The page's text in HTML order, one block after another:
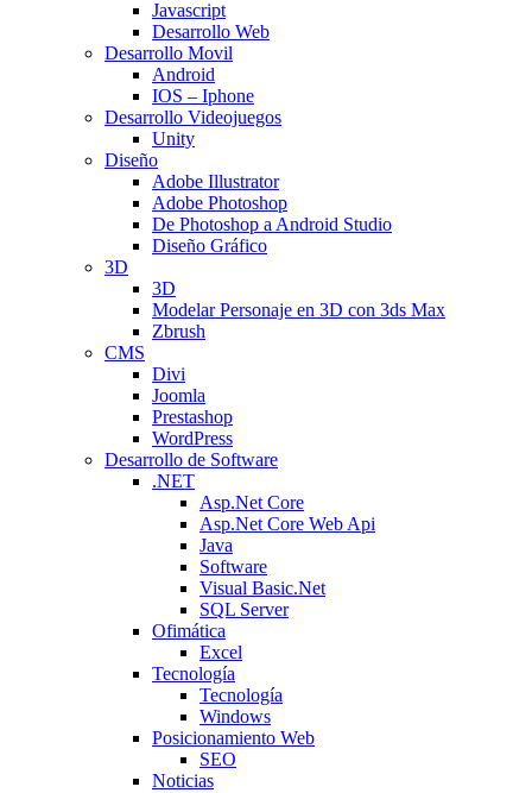
Javascript
Desarrollo Web
Desarrollo Movil
Android
IOS – Iphone
Desarrollo Videojuegos
Unity
Diseño
Adobe Illustrator
Adobe Photoshop
De Photoshop a Android Studio
Diseño Gráfico
3D
3D
Modelar Personaje en 3D con 3ds Max
Zbrush
CMS
Divi
Joomla
Prestashop
WordPress
Desarrollo de Software
.NET
Asp.Net Core
Asp.Net Core Web Api
Java
Software
Visual Basic.Net
SQL Server
Ofimática
Excel
Tecnología
Tecnología
Windows
Posicionamiento Web
SEO
Noticias